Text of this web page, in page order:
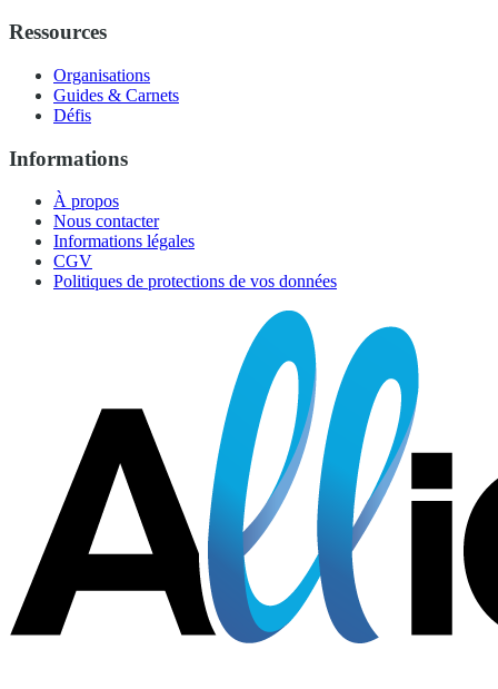
Ressources
Organisations
Guides & Carnets
Défis
Informations
À propos
Nous contacter
Informations légales
CGV
Politiques de protections de vos données